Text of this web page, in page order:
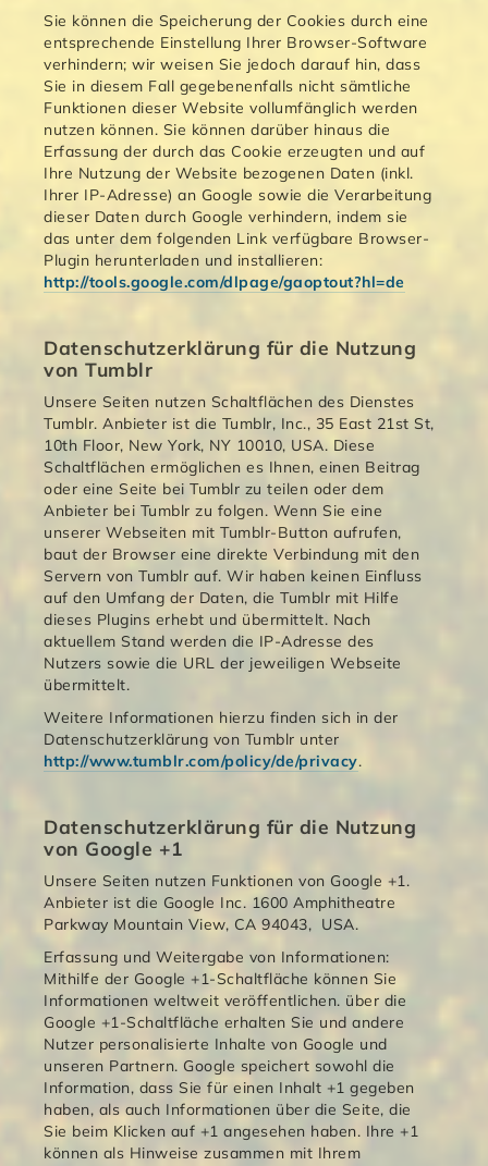
Sie können die Speicherung der Cookies durch eine
entsprechende Einstellung Ihrer Browser-Software
verhindern; wir weisen Sie jedoch darauf hin, dass
Sie in diesem Fall gegebenenfalls nicht sämtliche
Funktionen dieser Website vollumfänglich werden
nutzen können. Sie können darüber hinaus die
Erfassung der durch das Cookie erzeugten und auf
Ihre Nutzung der Website bezogenen Daten (inkl.
Ihrer IP-Adresse) an Google sowie die Verarbeitung
dieser Daten durch Google verhindern, indem sie
das unter dem folgenden Link verfügbare Browser-
Plugin herunterladen und installieren:
http://tools.google.com/dlpage/gaoptout?hl=de
Datenschutzerklärung für die Nutzung
von Tumblr
Unsere Seiten nutzen Schaltflächen des Dienstes
Tumblr. Anbieter ist die Tumblr, Inc., 35 East 21st St,
10th Floor, New York, NY 10010, USA. Diese
Schaltflächen ermöglichen es Ihnen, einen Beitrag
oder eine Seite bei Tumblr zu teilen oder dem
Anbieter bei Tumblr zu folgen. Wenn Sie eine
unserer Webseiten mit Tumblr-Button aufrufen,
baut der Browser eine direkte Verbindung mit den
Servern von Tumblr auf. Wir haben keinen Einfluss
auf den Umfang der Daten, die Tumblr mit Hilfe
dieses Plugins erhebt und übermittelt. Nach
aktuellem Stand werden die IP-Adresse des
Nutzers sowie die URL der jeweiligen Webseite
übermittelt.
Weitere Informationen hierzu finden sich in der
Datenschutzerklärung von Tumblr unter
http://www.tumblr.com/policy/de/privacy.
Datenschutzerklärung für die Nutzung
von Google +1
Unsere Seiten nutzen Funktionen von Google +1.
Anbieter ist die Google Inc. 1600 Amphitheatre
Parkway Mountain View, CA 94043, USA.
Erfassung und Weitergabe von Informationen:
Mithilfe der Google +1-Schaltfläche können Sie
Informationen weltweit veröffentlichen. über die
Google +1-Schaltfläche erhalten Sie und andere
Nutzer personalisierte Inhalte von Google und
unseren Partnern. Google speichert sowohl die
Information, dass Sie für einen Inhalt +1 gegeben
haben, als auch Informationen über die Seite, die
Sie beim Klicken auf +1 angesehen haben. Ihre +1
können als Hinweise zusammen mit Ihrem